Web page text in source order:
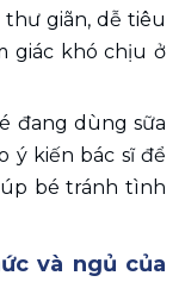
thư giãn, dễ tiêu
giác khó chịu ở
đang dùng sữa
ý kiến bác sĩ để
bé tránh tình
và ngủ của